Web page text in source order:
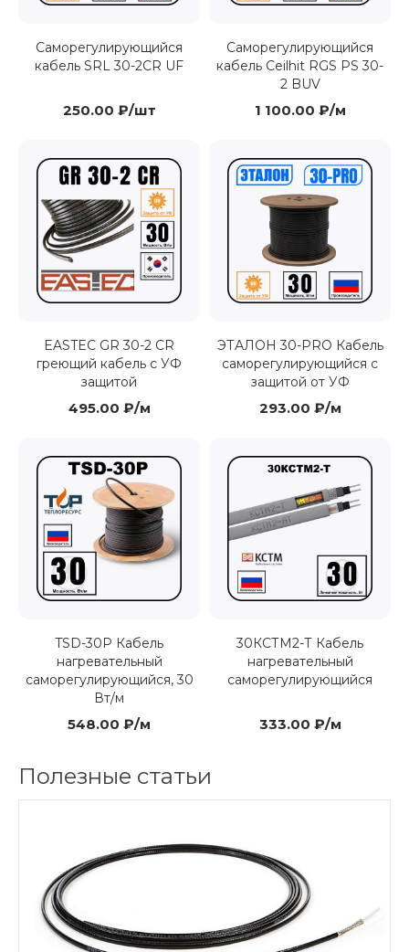
Саморегулирующийся
кабель SRL 30-2CR UF
250.00 ₽/шт
Саморегулирующийся
кабель Ceilhit RGS PS 30-
2 BUV
1 100.00 ₽/м
EASTEC GR 30-2 CR
греющий кабель с УФ
защитой
495.00 ₽/м
ЭТАЛОН 30-PRO Кабель
саморегулирующийся с
защитой от УФ
293.00 ₽/м
TSD-30P Кабель
нагревательный
саморегулирующийся, 30
Вт/м
548.00 ₽/м
30КСТМ2-Т Кабель
нагревательный
саморегулирующийся
333.00 ₽/м
Полезные статьи